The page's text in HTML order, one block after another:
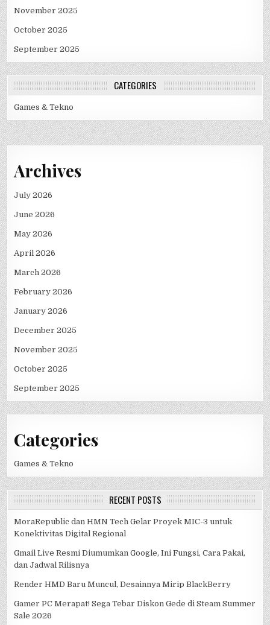
November 2025
October 2025
September 2025
CATEGORIES
Games & Tekno
Archives
July 2026
June 2026
May 2026
April 2026
March 2026
February 2026
January 2026
December 2025
November 2025
October 2025
September 2025
Categories
Games & Tekno
RECENT POSTS
MoraRepublic dan HMN Tech Gelar Proyek MIC-3 untuk
Konektivitas Digital Regional
Gmail Live Resmi Diumumkan Google, Ini Fungsi, Cara Pakai,
dan Jadwal Rilisnya
Render HMD Baru Muncul, Desainnya Mirip BlackBerry
Gamer PC Merapat! Sega Tebar Diskon Gede di Steam Summer
Sale 2026